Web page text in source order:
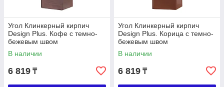
Угол Клинкерный кирпич
Design Plus. Кофе с темно-
бежевым швом
В наличии
6 819 ₸
Угол Клинкерный кирпич
Design Plus. Корица с темно-
бежевым швом
В наличии
6 819 ₸